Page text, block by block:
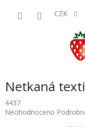
CZK
Netkaná
4437
Průměrné
Neohodnoceno